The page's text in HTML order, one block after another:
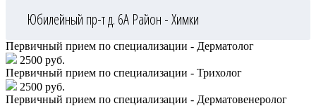
Юбилейный пр-т д. 6А Район - Химки
Первичный прием по специализации - Дерматолог
2500 руб.
Первичный прием по специализации - Трихолог
2500 руб.
Первичный прием по специализации - Дерматовенеролог